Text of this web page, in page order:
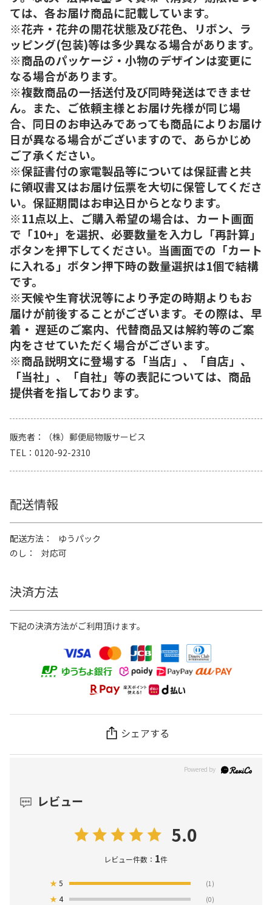
ては、各お届け商品に記載しています。
※花卉・花弁の開花状態及び花色、リボン、ラ
ッピング(包装)等は多少異なる場合があります。
※商品のパッケージ・小物のデザインは変更に
なる場合があります。
※複数商品の一括送付及び同時発送はできませ
ん。また、ご依頼主様とお届け先様が同じ場
合、同日のお申込みであっても商品によりお届け
日が異なる場合がございますので、あらかじめ
ご了承ください。
※保証書付の家電製品等については保証書と共
に領収書又はお届け伝票を大切に保管してくださ
い。保証期間はお申込日からとなります。
※11点以上、ご購入希望の場合は、カート画面
で「10+」を選択、必要数量を入力し「再計算」
ボタンを押下してください。当画面での「カート
に入れる」ボタン押下時の数量選択は1個で結構
です。
※天候や生育状況等により予定の時期よりもお
届けが前後することがございます。その際は、早
着・ 遅延のご案内、代替商品又は解約等のご案
内をさせていただく場合がございます。
※商品説明文に登場する「当店」、「自店」、
「当社」、「自社」等の表記については、商品
提供者を指しております。
販売者
（株）郵便局物販サービス
TEL
0120-92-2310
配送情報
配送方法
ゆうパック
のし
対応可
決済方法
下記の決済方法がご利用頂けます。
シェアする
レビュー
5.0
レビュー件数： 1件
★5 (1)
★4 (0)